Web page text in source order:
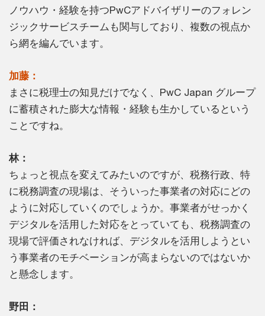
ノウハウ・経験を持つPwCアドバイザリーのフォレン
ジックサービスチームも関与しており、複数の視点か
ら網を編んでいます。
加藤：
まさに税理士の知見だけでなく、PwC Japan グループ
に蓄積された膨大な情報・経験も生かしているという
ことですね。
林：
ちょっと視点を変えてみたいのですが、税務行政、特
に税務調査の現場は、そういった事業者の対応にどの
ように対応していくのでしょうか。事業者がせっかく
デジタルを活用した対応をとっていても、税務調査の
現場で評価されなければ、デジタルを活用しようとい
う事業者のモチベーションが高まらないのではないか
と懸念します。
野田：